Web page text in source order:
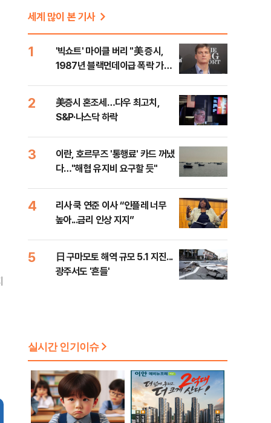
세계 많이 본 기사
1
'빅쇼트' 마이클 버리 "美 증시,
1987년 블랙먼데이급 폭락 가능
2
美증시 혼조세…다우 최고치,
S&P·나스닥 하락
3
이란, 호르무즈 '통행료' 카드 꺼냈
다…"해협 유지비 요구할 듯"
4
리사 쿡 연준 이사 “인플레 너무
높아...금리 인상 지지”
5
日 구마모토 해역 규모 5.1 지진...
광주서도 '흔들'